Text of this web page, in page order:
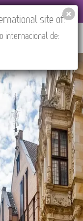
Find your Tour
site of:
internacional de: